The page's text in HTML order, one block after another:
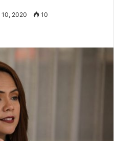
10, 2020 10